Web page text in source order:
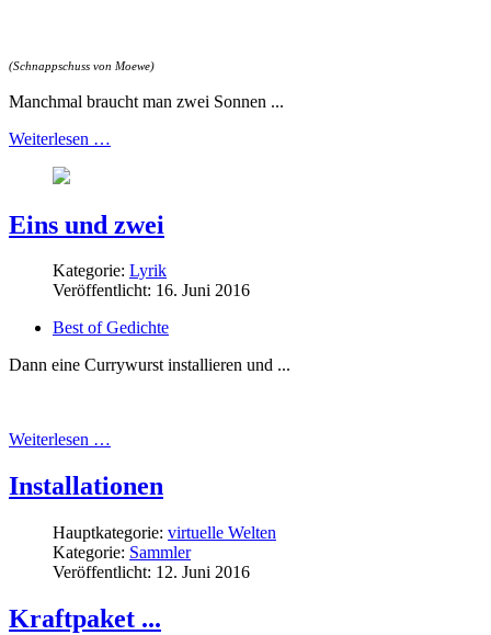
(Schnappschuss von Moewe)
Manchmal braucht man zwei Sonnen ...
Weiterlesen …
Eins und zwei
Kategorie: Lyrik
Veröffentlicht: 16. Juni 2016
Best of Gedichte
Dann eine Currywurst installieren und ...
Weiterlesen …
Installationen
Hauptkategorie: virtuelle Welten
Kategorie: Sammler
Veröffentlicht: 12. Juni 2016
Kraftpaket ...